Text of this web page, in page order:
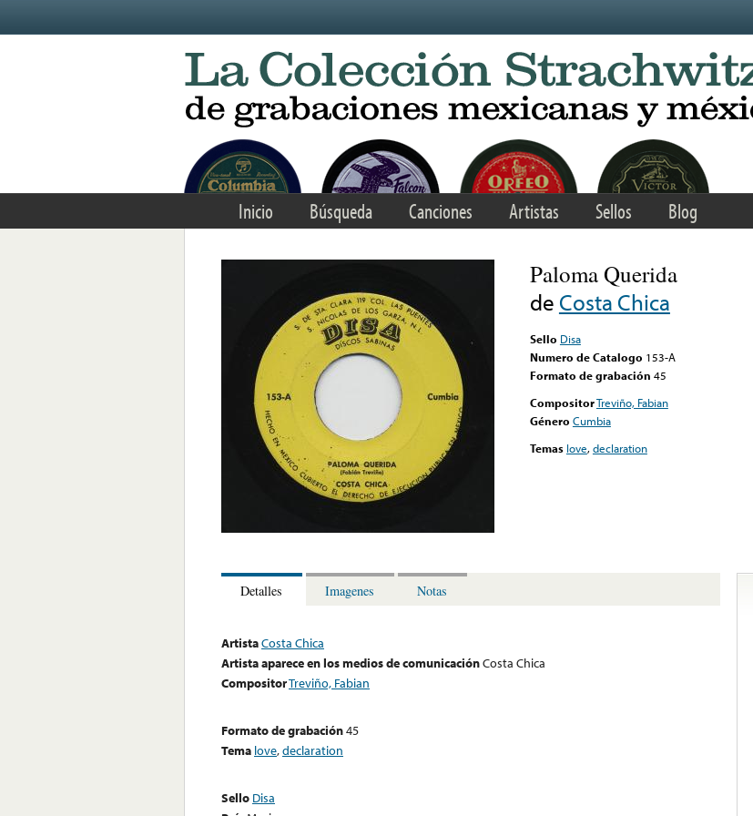
Inicio Búsqueda Canciones Artistas Sellos Blog
Paloma Querida
de Costa Chica
Sello Disa
Numero de Catalogo 153-A
Formato de grabación 45
CompositorTreviño, Fabian
Género Cumbia
Temas love,declaration
Detalles Imagenes Notas
ArtistaCosta Chica
Artista aparece en los medios de comunicaciónCosta Chica
CompositorTreviño, Fabian
Formato de grabación45
Tema love,declaration
Sello Disa